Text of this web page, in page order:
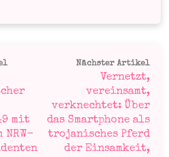
Vorheriger
mit
NRW-
Nächster Artikel
Vernetzt,
vereinsamt,
verknechtet: Über
das Smartphone als
trojanisches Pferd
der Einsamkeit,